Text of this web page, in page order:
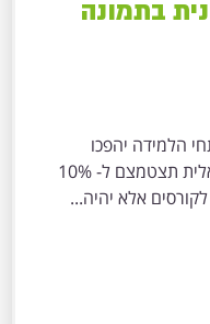
בתמונה
הלמידה יהפכו
ליועצי ביצועים, הלמידה הפורמאלית תצטמצם ל- 10%
אלא יהיה...